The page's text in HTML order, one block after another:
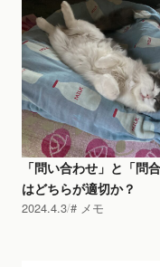
「問い合わせ」と「問合
はどちらが適切か？
2024.4.3 メモ